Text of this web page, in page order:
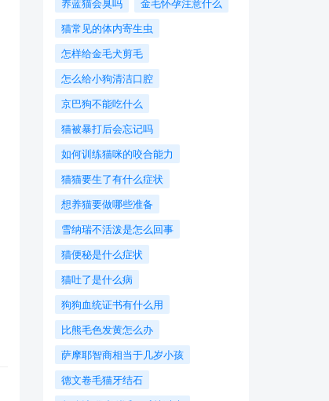
养蓝猫会臭吗
金毛怀孕注意什么
猫常见的体内寄生虫
怎样给金毛犬剪毛
怎么给小狗清洁口腔
京巴狗不能吃什么
猫被暴打后会忘记吗
如何训练猫咪的咬合能力
猫猫要生了有什么症状
想养猫要做哪些准备
​雪纳瑞不活泼是怎么回事
猫便秘是什么症状
猫吐了是什么病
狗狗血统证书有什么用
比熊毛色发黄怎么办
萨摩耶智商相当于几岁小孩
德文卷毛猫牙结石